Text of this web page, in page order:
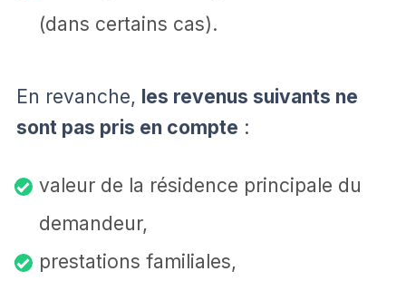
(dans certains cas).
En revanche, les revenus suivants ne
sont pas pris en compte :
valeur de la résidence principale du
demandeur,
prestations familiales,